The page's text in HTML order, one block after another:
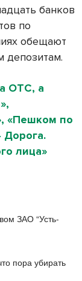
банков
по
обещают
депозитам.
ОТС, а
«Пешком по
Дорога.
лица»
ЗАО “Усть-
пора убирать